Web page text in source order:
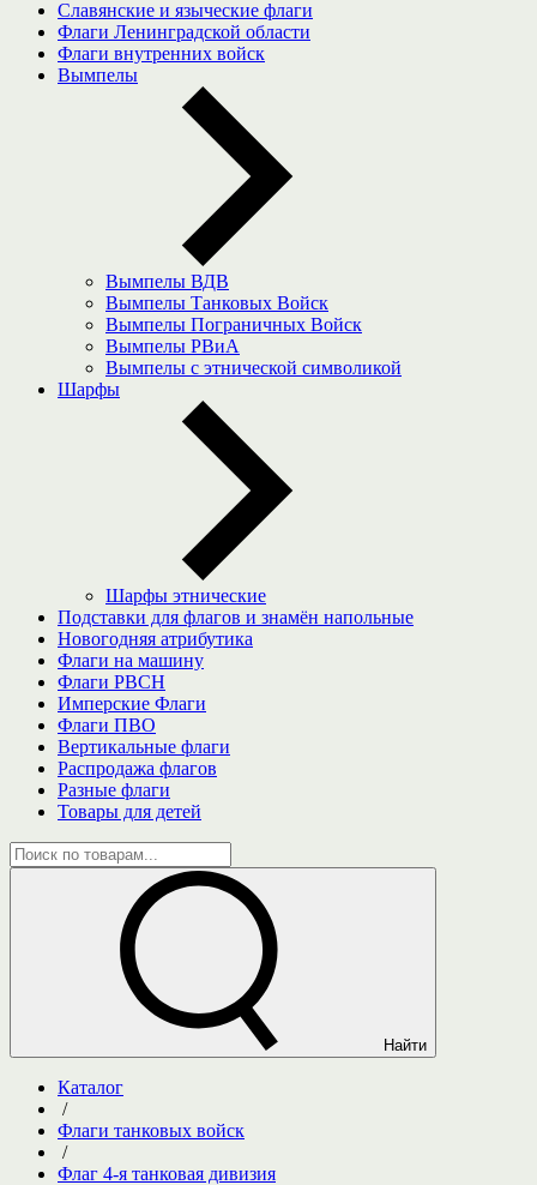
Славянские и языческие флаги
Флаги Ленинградской области
Флаги внутренних войск
Вымпелы
Вымпелы ВДВ
Вымпелы Танковых Войск
Вымпелы Пограничных Войск
Вымпелы РВиА
Вымпелы с этнической символикой
Шарфы
Шарфы этнические
Подставки для флагов и знамён напольные
Новогодняя атрибутика
Флаги на машину
Флаги РВСН
Имперские Флаги
Флаги ПВО
Вертикальные флаги
Распродажа флагов
Разные флаги
Товары для детей
Найти
Каталог
/
Флаги танковых войск
/
Флаг 4-я танковая дивизия